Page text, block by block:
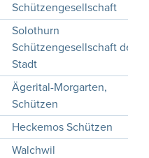
Schützengesellschaft
Solothurn
Schützengesellschaft der
Stadt
Ägerital-Morgarten,
Schützen
Heckemos Schützen
Walchwil